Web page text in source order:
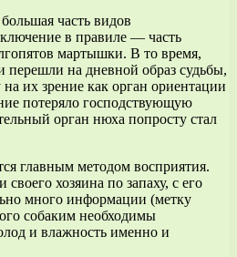
часть видов
в правиле — часть
мартышки. В то время,
перешли на дневной образ судьбы,
на их зрение как орган ориентации
потеряло господствующую
орган нюха попросту стал
главным методом восприятия.
хозяина по запаху, с его
много информации (метку
собаким необходимы
и влажность именно и